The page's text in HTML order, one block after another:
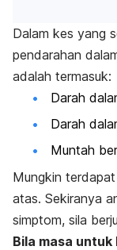
Dalam kes yang
pendarahan
adalah termasuk:
Darah
Darah
Muntah
Mungkin
atas. Sekiranya
simptom, sila
Bila masa